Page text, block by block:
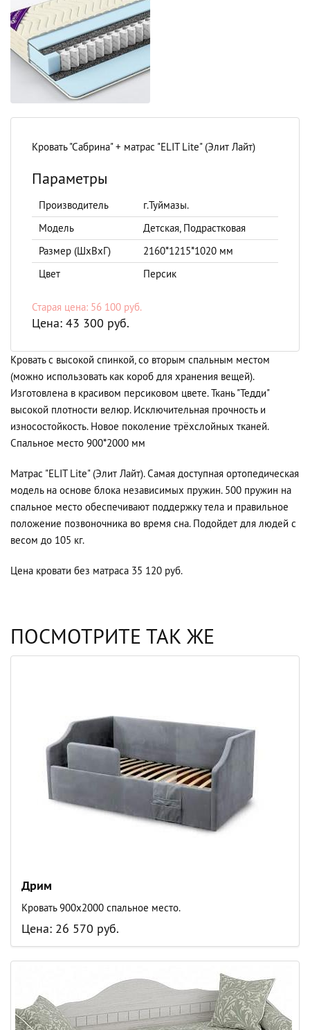
Кровать "Сабрина" + матрас "ELIT Lite" (Элит Лайт)
Параметры
Производитель
г.Туймазы.
Модель
Детская, Подрастковая
Размер (ШхВхГ)
2160*1215*1020 мм
Цвет
Персик
Старая цена: 56 100 руб.
Цена: 43 300 руб.
Кровать с высокой спинкой, со вторым спальным местом
(можно использовать как короб для хранения вещей).
Изготовлена в красивом персиковом цвете. Ткань "Тедди"
высокой плотности велюр. Исключительная прочность и
износостойкость. Новое поколение трёхслойных тканей.
Спальное место 900*2000 мм
Матрас "ELIT Lite" (Элит Лайт). Самая доступная ортопедическая
модель на основе блока независимых пружин. 500 пружин на
спальное место обеспечивают поддержку тела и правильное
положение позвоночника во время сна. Подойдет для людей с
весом до 105 кг.
Цена кровати без матраса 35 120 руб.
ПОСМОТРИТЕ ТАК ЖЕ
Дрим
Кровать 900х2000 спальное место.
Цена: 26 570 руб.